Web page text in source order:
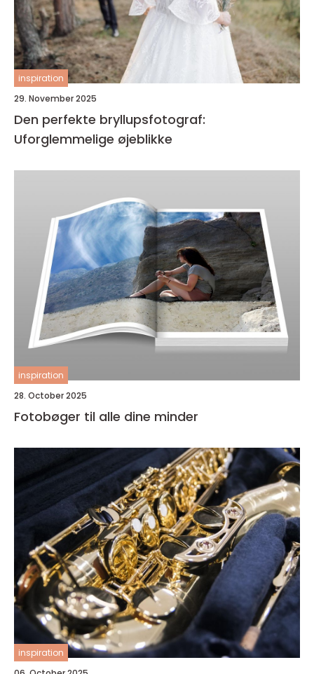
inspiration
29. November 2025
Den perfekte bryllupsfotograf:
Uforglemmelige øjeblikke
inspiration
28. October 2025
Fotobøger til alle dine minder
inspiration